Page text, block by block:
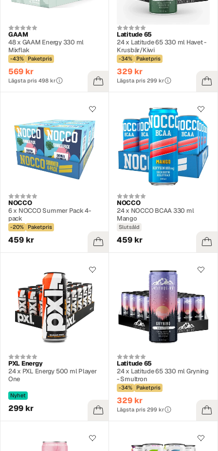
GAAM
48 x GAAM Energy 330 ml
Mixflak
-43% Paketpris
569 kr
Lägsta pris 498 kr
Latitude 65
24 x Latitude 65 330 ml Havet -
Krusbär/Kiwi
-34% Paketpris
329 kr
Lägsta pris 299 kr
NOCCO
6 x NOCCO Summer Pack 4-
pack
-20% Paketpris
459 kr
NOCCO
24 x NOCCO BCAA 330 ml
Mango
Slutsåld
459 kr
PXL Energy
24 x PXL Energy 500 ml Player
One
Nyhet
299 kr
Latitude 65
24 x Latitude 65 330 ml Gryning
- Smultron
-34% Paketpris
329 kr
Lägsta pris 299 kr